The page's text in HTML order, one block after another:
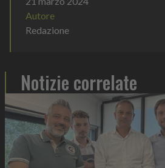
Autore
Redazione
Notizie correlate